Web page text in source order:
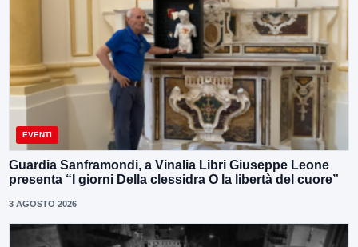
EVENTI
Guardia Sanframondi, a Vinalia Libri Giuseppe Leone
presenta “I giorni Della clessidra O la libertà del cuore”
3 AGOSTO 2026